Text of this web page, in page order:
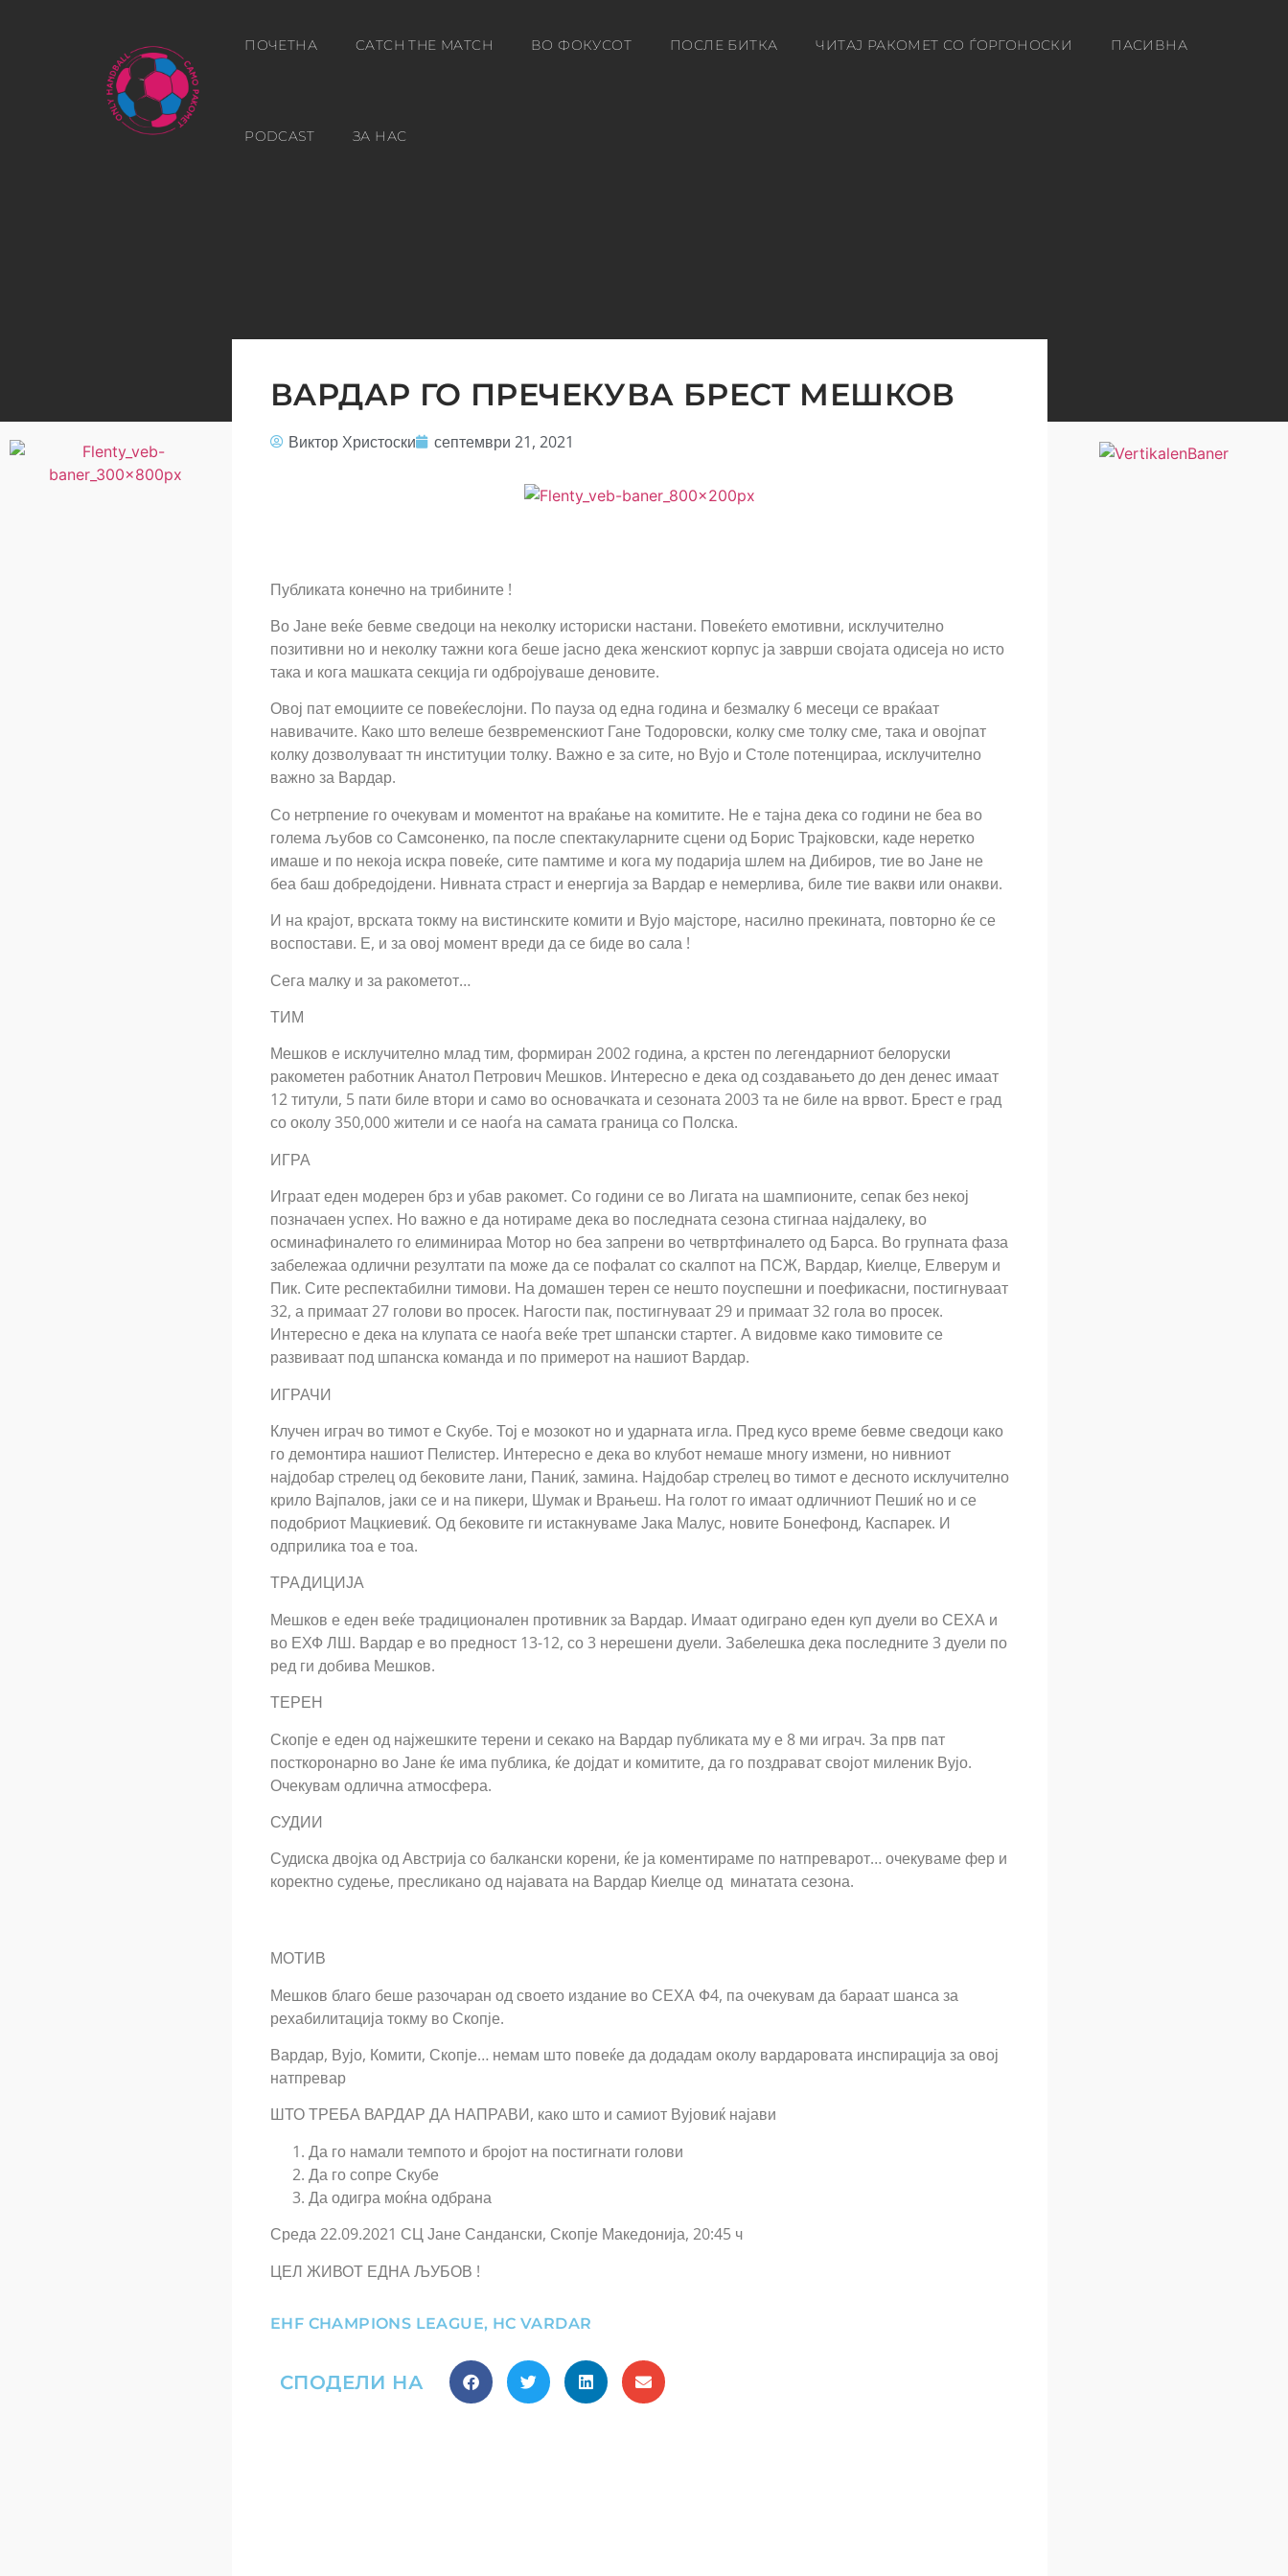
ПОЧЕТНА CATCH THE MATCH ВО ФОКУСОТ ПОСЛЕ БИТКА ЧИТАЈ РАКОМЕТ СО ЃОРГОНОСКИ ПАСИВНА
PODCAST ЗА НАС
ВAРДАР ГО ПРЕЧЕКУВА БРЕСТ МЕШКОВ
Виктор Христоски септември 21, 2021
Публиката конечно на трибините !
Во Јане веќе бевме сведоци на неколку историски настани. Повеќето емотивни, исклучително
позитивни но и неколку тажни кога беше јасно дека женскиот корпус ја заврши својата одисеја но исто
така и кога машката секција ги одбројуваше деновите.
Овој пат емоциите се повеќеслојни. По пауза од една година и безмалку 6 месеци се враќаат
навивачите. Како што велеше безвременскиот Гане Тодоровски, колку сме толку сме, така и овојпат
колку дозволуваат тн институции толку. Важно е за сите, но Вујо и Столе потенцираа, исклучително
важно за Вардар.
Со нетрпение го очекувам и моментот на враќање на комитите. Не e тајна дека со години не беа во
голема љубов со Самсоненко, па после спектакуларните сцени од Борис Трајковски, каде неретко
имаше и по некоја искра повеќе, сите памтиме и кога му подарија шлем на Дибиров, тие во Јане не
беа баш добредојдени. Нивната страст и енергија за Вардар е немерлива, биле тие вакви или онакви.
И на крајот, врската токму на вистинските комити и Вујо мајсторе, насилно прекината, повторно ќе се
воспостави. Е, и за овој момент вреди да се биде во сала !
Сега малку и за ракометот…
ТИМ
Мешков е исклучително млад тим, формиран 2002 година, а крстен по легендарниот белоруски
ракометен работник Анатол Петрович Мешков. Интересно е дека од создавањето до ден денес имаат
12 титули, 5 пати биле втори и само во основачката и сезоната 2003 та не биле на врвот. Брест е град
со околу 350,000 жители и се наоѓа на самата граница со Полска.
ИГРА
Играат еден модерен брз и убав ракомет. Со години се во Лигата на шампионите, сепак без некој
позначаен успех. Но важно е да нотираме дека во последната сезона стигнаа најдалеку, во
осминафиналето го елиминираа Мотор но беа запрени во четвртфиналето од Барса. Во групната фаза
забележаа одлични резултати па може да се пофалат со скалпот на ПСЖ, Вардар, Киелце, Елверум и
Пик. Сите респектабилни тимови. На домашен терен се нешто поуспешни и поефикасни, постигнуваат
32, а примаат 27 голови во просек. Нагости пак, постигнуваат 29 и примаат 32 гола во просек.
Интересно е дека на клупата се наоѓа веќе трет шпански стартег. А видовме како тимовите се
развиваат под шпанска команда и по примерот на нашиот Вардар.
ИГРАЧИ
Клучен играч во тимот е Скубе. Тој е мозокот но и ударната игла. Пред кусо време бевме сведоци како
го демонтира нашиот Пелистер. Интересно е дека во клубот немаше многу измени, но нивниот
најдобар стрелец од бековите лани, Паниќ, замина. Најдобар стрелец во тимот е десното исклучително
крило Вајпалов, јаки се и на пикери, Шумак и Врањеш. На голот го имаат одличниот Пешиќ но и се
подобриот Мацкиевиќ. Од бековите ги истакнуваме Јака Малус, новите Бонефонд, Каспарек. И
одприлика тоа е тоа.
ТРАДИЦИЈА
Мешков е еден веќе традиционален противник за Вардар. Имаат одиграно еден куп дуели во СЕХА и
во ЕХФ ЛШ. Вардар е во предност 13-12, со 3 нерешени дуели. Забелешка дека последните 3 дуели по
ред ги добива Мешков.
ТЕРЕН
Скопје е еден од најжешките терени и секако на Вардар публиката му е 8 ми играч. За прв пат
посткоронарно во Јане ќе има публика, ќе дојдат и комитите, да го поздрават својот миленик Вујо.
Очекувам одлична атмосфера.
СУДИИ
Судиска двојка од Австрија со балкански корени, ќе ја коментираме по натпреварот… очекуваме фер и
коректно судење, пресликано од најавата на Вардар Киелце од минатата сезона.
МОТИВ
Мешков благо беше разочаран од своето издание во СЕХА Ф4, па очекувам да бараат шанса за
рехабилитација токму во Скопје.
Вардар, Вујо, Комити, Скопје… немам што повеќе да додадам околу вардаровата инспирација за овој
натпревар
ШТО ТРЕБА ВАРДАР ДА НАПРАВИ, како што и самиот Вујовиќ најави
Да го намали темпото и бројот на постигнати голови
Да го сопре Скубе
Да одигра моќна одбрана
Среда 22.09.2021 СЦ Јане Сандански, Скопје Македонија, 20:45 ч
ЦЕЛ ЖИВОТ ЕДНА ЉУБОВ !
EHF CHAMPIONS LEAGUE, HC VARDAR
СПОДЕЛИ НА